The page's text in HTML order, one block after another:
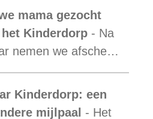
is,
de vraag blijft
mama gezocht
Kinderdorp - Na
nemen we afscheid
Ester. We
de zoektocht naar
mama met een
Kinderdorp: een
mijlpaal - Het